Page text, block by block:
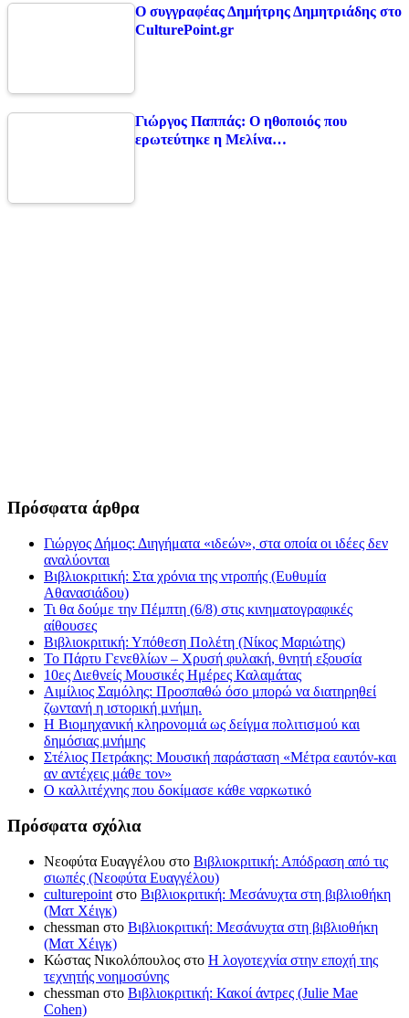
Ο συγγραφέας Δημήτρης Δημητριάδης στο
CulturePoint.gr
Γιώργος Παππάς: Ο ηθοποιός που
ερωτεύτηκε η Μελίνα…
Πρόσφατα άρθρα
Γιώργος Δήμος: Διηγήματα «ιδεών», στα οποία οι ιδέες δεν
αναλύονται
Βιβλιοκριτική: Στα χρόνια της ντροπής (Ευθυμία
Αθανασιάδου)
Τι θα δούμε την Πέμπτη (6/8) στις κινηματογραφικές
αίθουσες
Βιβλιοκριτική: Υπόθεση Πολέτη (Νίκος Μαριώτης)
Το Πάρτυ Γενεθλίων – Χρυσή φυλακή, θνητή εξουσία
10ες Διεθνείς Μουσικές Ημέρες Καλαμάτας
Αιμίλιος Σαμόλης: Προσπαθώ όσο μπορώ να διατηρηθεί
ζωντανή η ιστορική μνήμη.
Η Βιομηχανική κληρονομιά ως δείγμα πολιτισμού και
δημόσιας μνήμης
Στέλιος Πετράκης: Μουσική παράσταση «Μέτρα εαυτόν-και
αν αντέχεις μάθε τον»
Ο καλλιτέχνης που δοκίμασε κάθε ναρκωτικό
Πρόσφατα σχόλια
Νεοφύτα Ευαγγέλου στο Βιβλιοκριτική: Απόδραση από τις
σιωπές (Νεοφύτα Ευαγγέλου)
culturepoint στο Βιβλιοκριτική: Μεσάνυχτα στη βιβλιοθήκη
(Ματ Χέιγκ)
chessman στο Βιβλιοκριτική: Μεσάνυχτα στη βιβλιοθήκη
(Ματ Χέιγκ)
Κώστας Νικολόπουλος στο Η λογοτεχνία στην εποχή της
τεχνητής νοημοσύνης
chessman στο Βιβλιοκριτική: Κακοί άντρες (Julie Mae
Cohen)